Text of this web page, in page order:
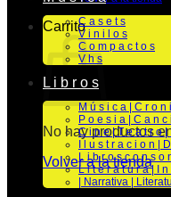
Carrito
No hay productos
Volver a la tienda
C a s e t s
V i n i l o s
C o m p a c t o s
V h s
L i b r o s
M ú s i c a | C r o n i
P o e s i a | C a n c i
C i n e | T e a t r o |
I l u s t r a c i o n |
L i b r o s c o n s o
L i t e r a t u r a | I n
| Narrativa |